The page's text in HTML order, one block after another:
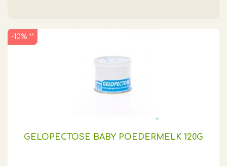
GELOPECTOSE BABY POEDERMELK 120G
-10% **